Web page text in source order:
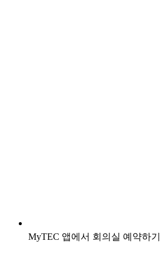
MyTEC 앱에서 회의실 예약하기